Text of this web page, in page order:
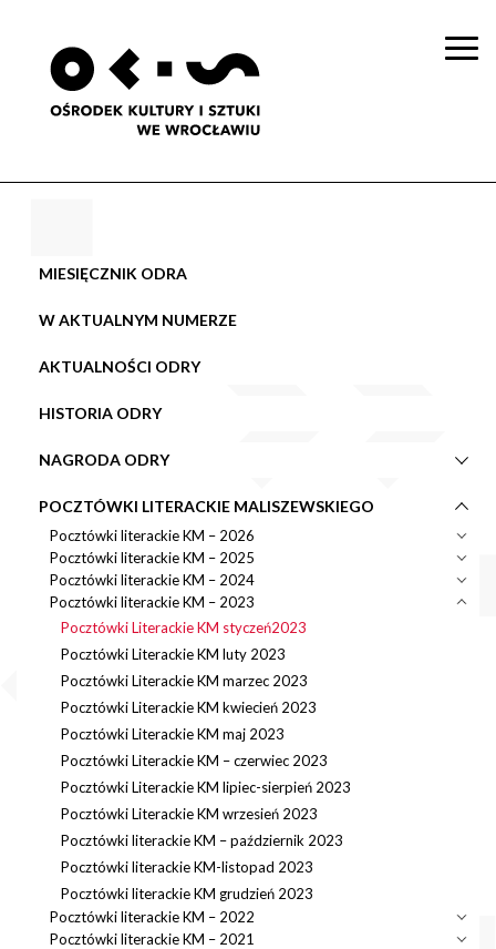
MIESIĘCZNIK ODRA
W AKTUALNYM NUMERZE
AKTUALNOŚCI ODRY
HISTORIA ODRY
NAGRODA ODRY
POCZTÓWKI LITERACKIE MALISZEWSKIEGO
Pocztówki literackie KM – 2026
Pocztówki literackie KM – 2025
Pocztówki literackie KM – 2024
Pocztówki literackie KM – 2023
Pocztówki Literackie KM styczeń2023
Pocztówki Literackie KM luty 2023
Pocztówki Literackie KM marzec 2023
Pocztówki Literackie KM kwiecień 2023
Pocztówki Literackie KM maj 2023
Pocztówki Literackie KM – czerwiec 2023
Pocztówki Literackie KM lipiec-sierpień 2023
Pocztówki Literackie KM wrzesień 2023
Pocztówki literackie KM – październik 2023
Pocztówki literackie KM-listopad 2023
Pocztówki literackie KM grudzień 2023
Pocztówki literackie KM – 2022
Pocztówki literackie KM – 2021